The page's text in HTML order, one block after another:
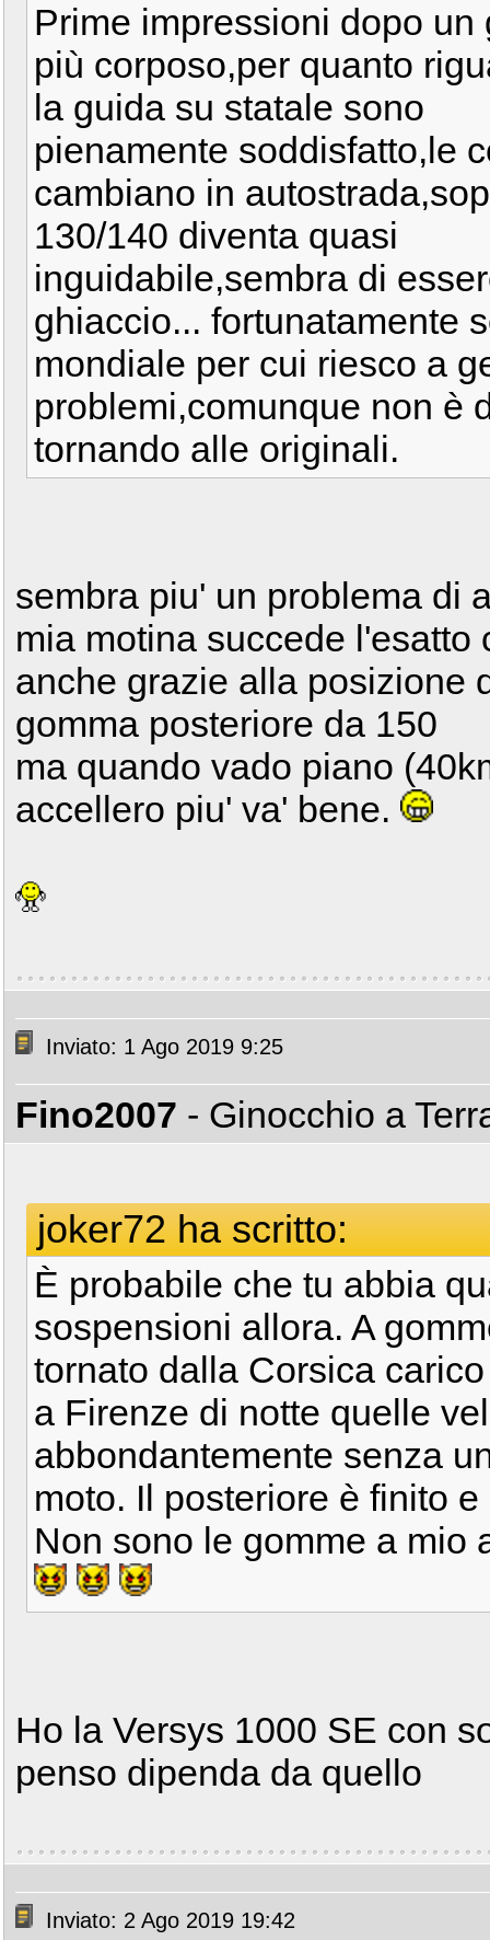
Prime impressioni dopo un
più corposo,per quanto
la guida su statale sono
pienamente soddisfatto,le
cambiano in
130/140 diventa quasi
inguidabile,sembra di
ghiaccio... fortunatamente
mondiale per cui riesco a
problemi,comunque non è
tornando alle originali.
sembra piu' un problema di
mia motina succede
anche grazie alla posizione
gomma posteriore da 150
ma quando vado piano
accellero piu' va' bene.
Inviato: 1 Ago 2019 9:25
Fino2007 - Ginocchio a
joker72 ha scritto:
È probabile che tu abbia
sospensioni allora. A
tornato dalla Corsica
a Firenze di notte quelle
abbondantemente senza
moto. Il posteriore è finito
Non sono le gomme a mio
Ho la Versys 1000 SE con
penso dipenda da quello
Inviato: 2 Ago 2019 19:42